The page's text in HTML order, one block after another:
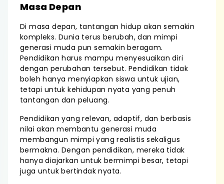
Masa Depan
Di masa depan, tantangan hidup akan semakin
kompleks. Dunia terus berubah, dan mimpi
generasi muda pun semakin beragam.
Pendidikan harus mampu menyesuaikan diri
dengan perubahan tersebut. Pendidikan tidak
boleh hanya menyiapkan siswa untuk ujian,
tetapi untuk kehidupan nyata yang penuh
tantangan dan peluang.
Pendidikan yang relevan, adaptif, dan berbasis
nilai akan membantu generasi muda
membangun mimpi yang realistis sekaligus
bermakna. Dengan pendidikan, mereka tidak
hanya diajarkan untuk bermimpi besar, tetapi
juga untuk bertindak nyata.